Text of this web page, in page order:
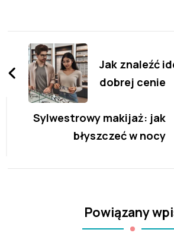
Zobacz
wpisy
Jak znaleźć
dobrej cenie
Sylwestrowy makijaż: jak
błyszczeć w nocy
Powiązany